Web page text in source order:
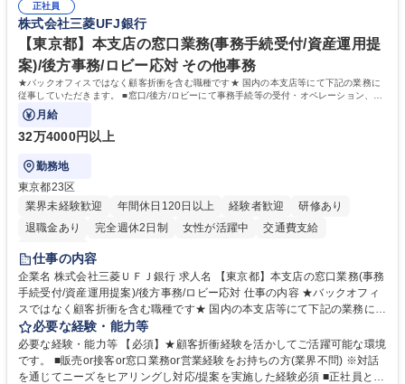
管理 ・福利厚生関連 ・職員からの問合せ、相談対応 ・その他日常の総務
業務全般 募集職種 【東京／文京区】公益財団法人の総務人事業務／年間
休日125日
正社員
株式会社三菱UFJ銀行
【東京都】本支店の窓口業務(事務手続受付/資産運用提
案)/後方事務/ロビー応対 その他事務
★バックオフィスではなく顧客折衝を含む職種です★ 国内の本支店等にて下記の業務に
従事していただきます。 ■窓口/後方/ロビーにて事務手続等の受付・オペレーション、お
客様対応
月給
32万4000円以上
勤務地
東京都23区
業界未経験歓迎
年間休日120日以上 経験者歓迎
研修あり
退職金あり
完全週休2日制 女性が活躍中
交通費支給
土日祝休み
仕事の内容
企業名 株式会社三菱ＵＦＪ銀行 求人名 【東京都】本支店の窓口業務(事務
手続受付/資産運用提案)/後方事務/ロビー応対 仕事の内容 ★バックオフィ
スではなく顧客折衝を含む職種です★ 国内の本支店等にて下記の業務に従
事していただきます。 ■窓口/後方/ロビーにて事務手続等の受付・オペレ
ーション、お客様対応 ■窓口にて、ご来店された個人のお客様に対して金
融商品のご提案 ■効率的な事務運用の検討・構築等 ≪業務紹介：ご応募前
に必ずご覧ください≫ ※記事 https://www.mysite.bk.mufg.jp/career/circle/
必要な経験・能力等
必要な経験・能力等 【必須】★顧客折衝経験を活かしてご活躍可能な環境
です。 ■販売or接客or窓口業務or営業経験をお持ちの方(業界不問) ※対話
を通じてニーズをヒアリングし対応/提案を実施した経験必須 ■正社員とし